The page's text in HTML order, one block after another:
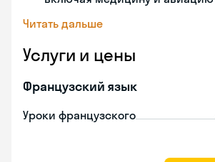
Читать дальше
Услуги и цены
Французский язык
Уроки французского